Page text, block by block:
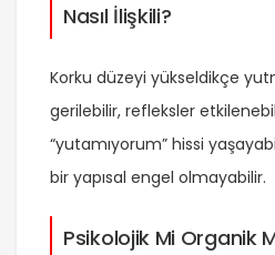
Nasıl İlişkili?
Korku düzeyi yükseldikçe
gerilebilir, refleksler
“yutamıyorum” hissi
bir yapısal engel olmayabilir.
Psikolojik Mi Organik